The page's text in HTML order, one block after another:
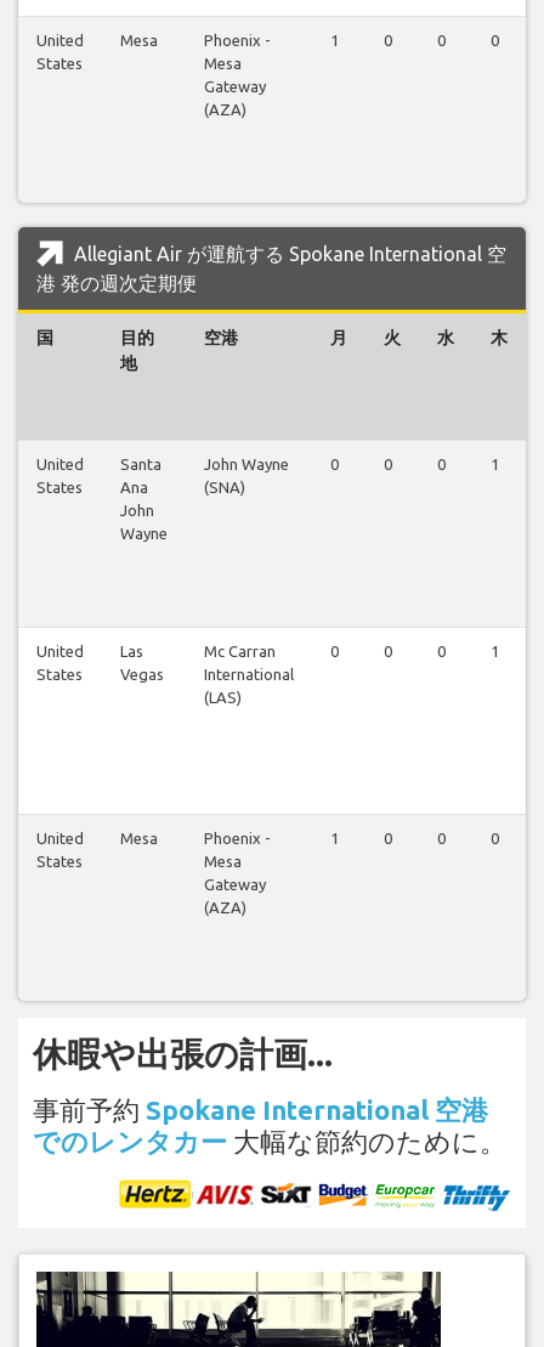
United
States
Mesa
Phoenix -
Mesa
Gateway
(AZA)
1 0 0 0
Allegiant Air が運航する Spokane International 空
港 発の週次定期便
国
目的
地
空港 月 火 水 木
United
States
Santa
Ana
John
Wayne
John Wayne
(SNA)
0 0 0 1
United
States
Las
Vegas
Mc Carran
International
(LAS)
0 0 0 1
United
States
Mesa
Phoenix -
Mesa
Gateway
(AZA)
1 0 0 0
休暇や出張の計画...
事前予約 Spokane International 空港
でのレンタカー 大幅な節約のために。